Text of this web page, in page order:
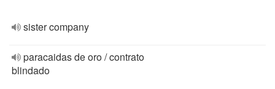
sister company
paracaidas de oro / contrato
blindado